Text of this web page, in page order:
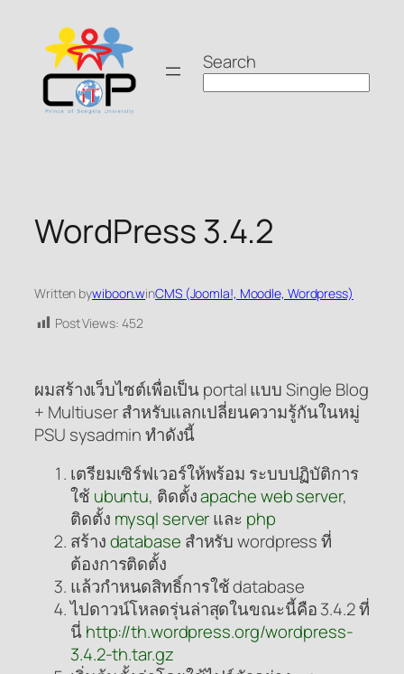
content
Search
WordPress 3.4.2
Written bywiboon.winCMS (Joomla!, Moodle, Wordpress)
Post Views: 452
ผมสร้างเว็บไซต์เพื่อเป็น portal แบบ Single Blog
+ Multiuser สำหรับแลกเปลี่ยนความรู้กันในหมู่
PSU sysadmin ทำดังนี้
เตรียมเซิร์ฟเวอร์ให้พร้อม ระบบปฏิบัติการ
ใช้ ubuntu, ติดตั้งapache web server,
ติดตั้ง mysql serverและ php
สร้างdatabase สำหรับ wordpress ที่
ต้องการติดตั้ง
แล้วกำหนดสิทธิ์การใช้ database
ไปดาวน์โหลดรุ่นล่าสุดในขณะนี้คือ 3.4.2 ที่
นี่ http://th.wordpress.org/wordpress-
3.4.2-th.tar.gz